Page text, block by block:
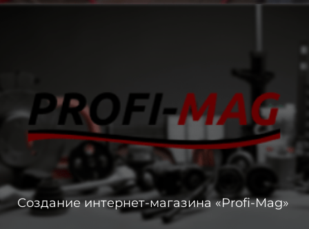
Создание интернет-магазина «Profi-Mag»